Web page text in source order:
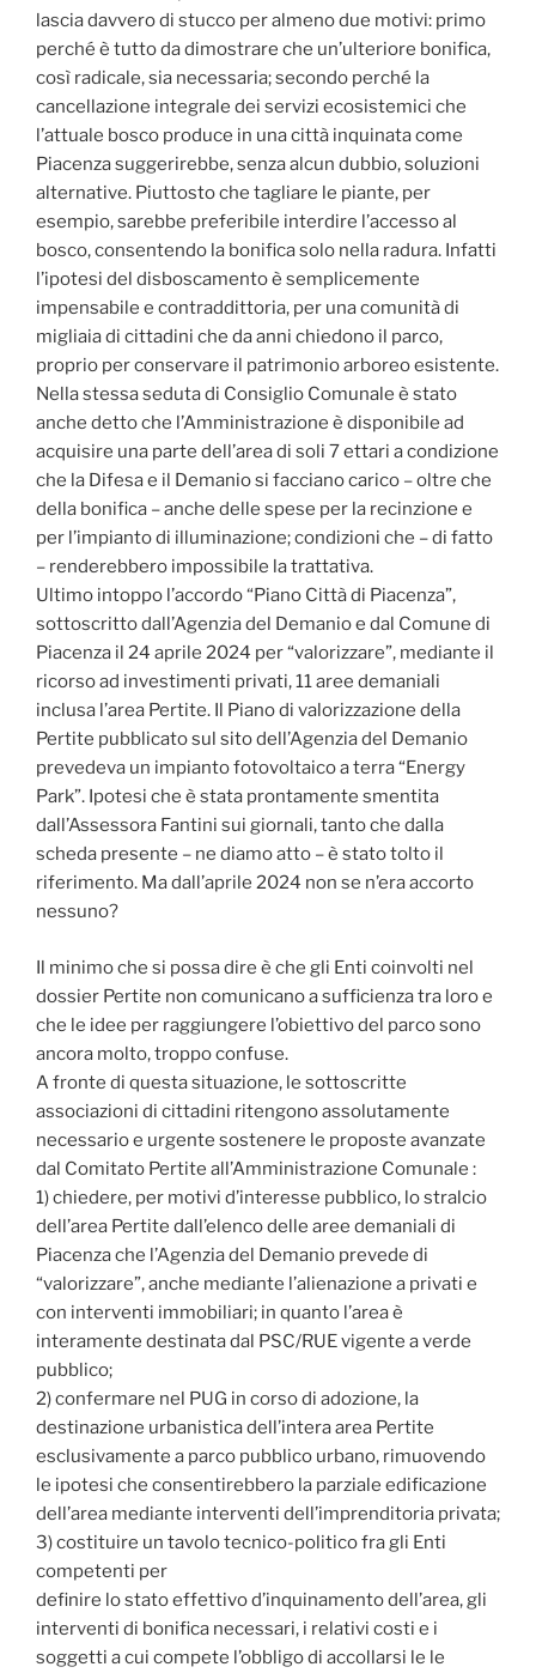
lascia davvero di stucco per almeno due motivi: primo
perché è tutto da dimostrare che un’ulteriore bonifica,
così radicale, sia necessaria; secondo perché la
cancellazione integrale dei servizi ecosistemici che
l’attuale bosco produce in una città inquinata come
Piacenza suggerirebbe, senza alcun dubbio, soluzioni
alternative. Piuttosto che tagliare le piante, per
esempio, sarebbe preferibile interdire l’accesso al
bosco, consentendo la bonifica solo nella radura. Infatti
l’ipotesi del disboscamento è semplicemente
impensabile e contraddittoria, per una comunità di
migliaia di cittadini che da anni chiedono il parco,
proprio per conservare il patrimonio arboreo esistente.
Nella stessa seduta di Consiglio Comunale è stato
anche detto che l’Amministrazione è disponibile ad
acquisire una parte dell’area di soli 7 ettari a condizione
che la Difesa e il Demanio si facciano carico – oltre che
della bonifica – anche delle spese per la recinzione e
per l’impianto di illuminazione; condizioni che – di fatto
– renderebbero impossibile la trattativa.
Ultimo intoppo l’accordo “Piano Città di Piacenza”,
sottoscritto dall’Agenzia del Demanio e dal Comune di
Piacenza il 24 aprile 2024 per “valorizzare”, mediante il
ricorso ad investimenti privati, 11 aree demaniali
inclusa l’area Pertite. Il Piano di valorizzazione della
Pertite pubblicato sul sito dell’Agenzia del Demanio
prevedeva un impianto fotovoltaico a terra “Energy
Park”. Ipotesi che è stata prontamente smentita
dall’Assessora Fantini sui giornali, tanto che dalla
scheda presente – ne diamo atto – è stato tolto il
riferimento. Ma dall’aprile 2024 non se n’era accorto
nessuno?
Il minimo che si possa dire è che gli Enti coinvolti nel
dossier Pertite non comunicano a sufficienza tra loro e
che le idee per raggiungere l’obiettivo del parco sono
ancora molto, troppo confuse.
A fronte di questa situazione, le sottoscritte
associazioni di cittadini ritengono assolutamente
necessario e urgente sostenere le proposte avanzate
dal Comitato Pertite all’Amministrazione Comunale :
1) chiedere, per motivi d’interesse pubblico, lo stralcio
dell’area Pertite dall’elenco delle aree demaniali di
Piacenza che l’Agenzia del Demanio prevede di
“valorizzare”, anche mediante l’alienazione a privati e
con interventi immobiliari; in quanto l’area è
interamente destinata dal PSC/RUE vigente a verde
pubblico;
2) confermare nel PUG in corso di adozione, la
destinazione urbanistica dell’intera area Pertite
esclusivamente a parco pubblico urbano, rimuovendo
le ipotesi che consentirebbero la parziale edificazione
dell’area mediante interventi dell’imprenditoria privata;
3) costituire un tavolo tecnico-politico fra gli Enti
competenti per
definire lo stato effettivo d’inquinamento dell’area, gli
interventi di bonifica necessari, i relativi costi e i
soggetti a cui compete l’obbligo di accollarsi le le